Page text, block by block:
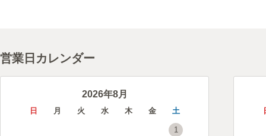
営業日カレンダー
2026年8月
日 月 火 水 木 金 土
1